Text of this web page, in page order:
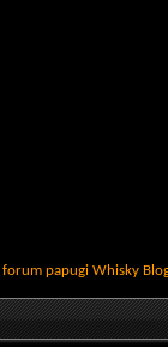
forum papugi Whisky